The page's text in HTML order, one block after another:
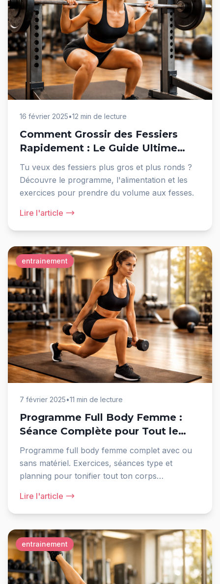
16 février 2025•12 min de lecture
Comment Grossir des Fessiers
Rapidement : Le Guide Ultime
Femme
Tu veux des fessiers plus gros et plus ronds ?
Découvre le programme, l'alimentation et les
exercices pour prendre du volume aux fesses.
Lire l'article
entrainement
7 février 2025•11 min de lecture
Programme Full Body Femme :
Séance Complète pour Tout le
Corps
Programme full body femme complet avec ou
sans matériel. Exercices, séances type et
planning pour tonifier tout ton corps
Lire l'article
entrainement